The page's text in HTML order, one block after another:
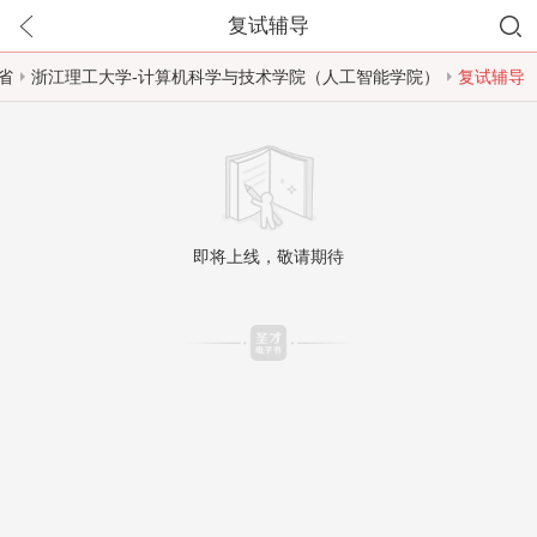
复试辅导
浙江理工大学-计算机科学与技术学院（人工智能学院） 复试辅导
即将上线，敬请期待